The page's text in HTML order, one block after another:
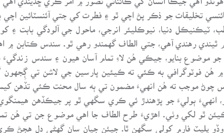
تخليقات جو ذڪر پڻ اچي ٿو ۽ فطرت کي جتي آئنسٽائين اچي
ٽيڪنيڪل دنيا، نيوڪليئر انرجي، ماحول جي آلودگي بابت ۽
ٿيندي رهندي آهي، جتي الطاف گهمندو رهي ٿو. سندس ڪتابن ۾
جو موضوع بنايو، جيڪي هُن لاءِ تمام آسان هيون ۽ سندس
۾ هُن فوٽوگرافي به ڪئي ته ڪيئين پارسين جي لاشن تي ڳِجهون
چوڻ موجب ته هُن انهيءَ مضمون تي ٻه سال محنت ڪئي تڏهن
ٿو لکي وٺي. اهڙيءَ طرح الطاف جا اهي موضوع جن تي هُن
وڏو پليٽ فارم کولي سگهن ٿا. جيئن جپان سان گهڻي دل